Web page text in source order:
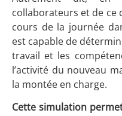
collaborateurs et de ce
cours de la journée
est capable de
travail et les
l’activité du nouveau
la montée en charge.
Cette simulation